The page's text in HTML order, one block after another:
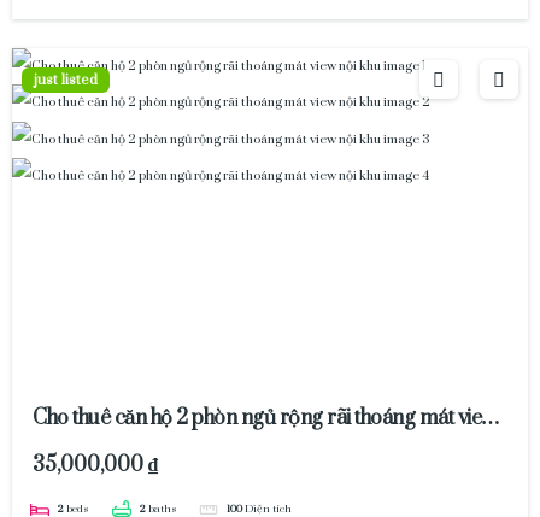
just listed
Cho thuê căn hộ 2 phòn ngủ rộng rãi thoáng mát view
nội khu
35,000,000 ₫
2 beds 2baths 100Diện tích